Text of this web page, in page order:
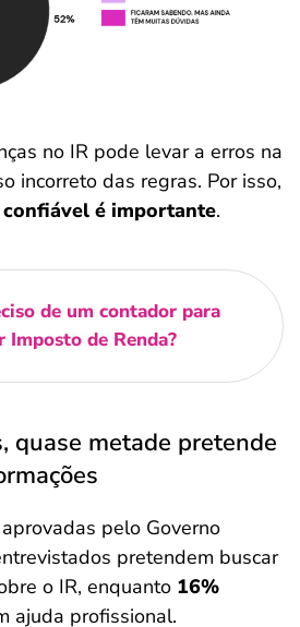
no IR pode levar a erros na
incorreto das regras. Por isso,
é importante.
de um contador para
Imposto de Renda?
quase metade pretende
pelo Governo
pretendem buscar
o IR, enquanto 16%
ajuda profissional.